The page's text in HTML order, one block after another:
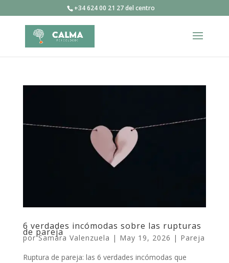
+34 624 00 21 27 del centro
6 verdades incómodas sobre las rupturas
de pareja
porSamara Valenzuela | May 19, 2026 | Pareja
Ruptura de pareja: las 6 verdades incómodas que